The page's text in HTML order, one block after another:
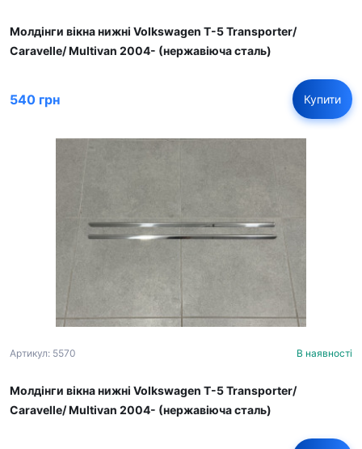
Молдінги вікна нижні Volkswagen T-5 Transporter/
Caravelle/ Multivan 2004- (нержавіюча сталь)
540 грн Купити
Артикул: 5570 В наявності
Молдінги вікна нижні Volkswagen T-5 Transporter/
Caravelle/ Multivan 2004- (нержавіюча сталь)